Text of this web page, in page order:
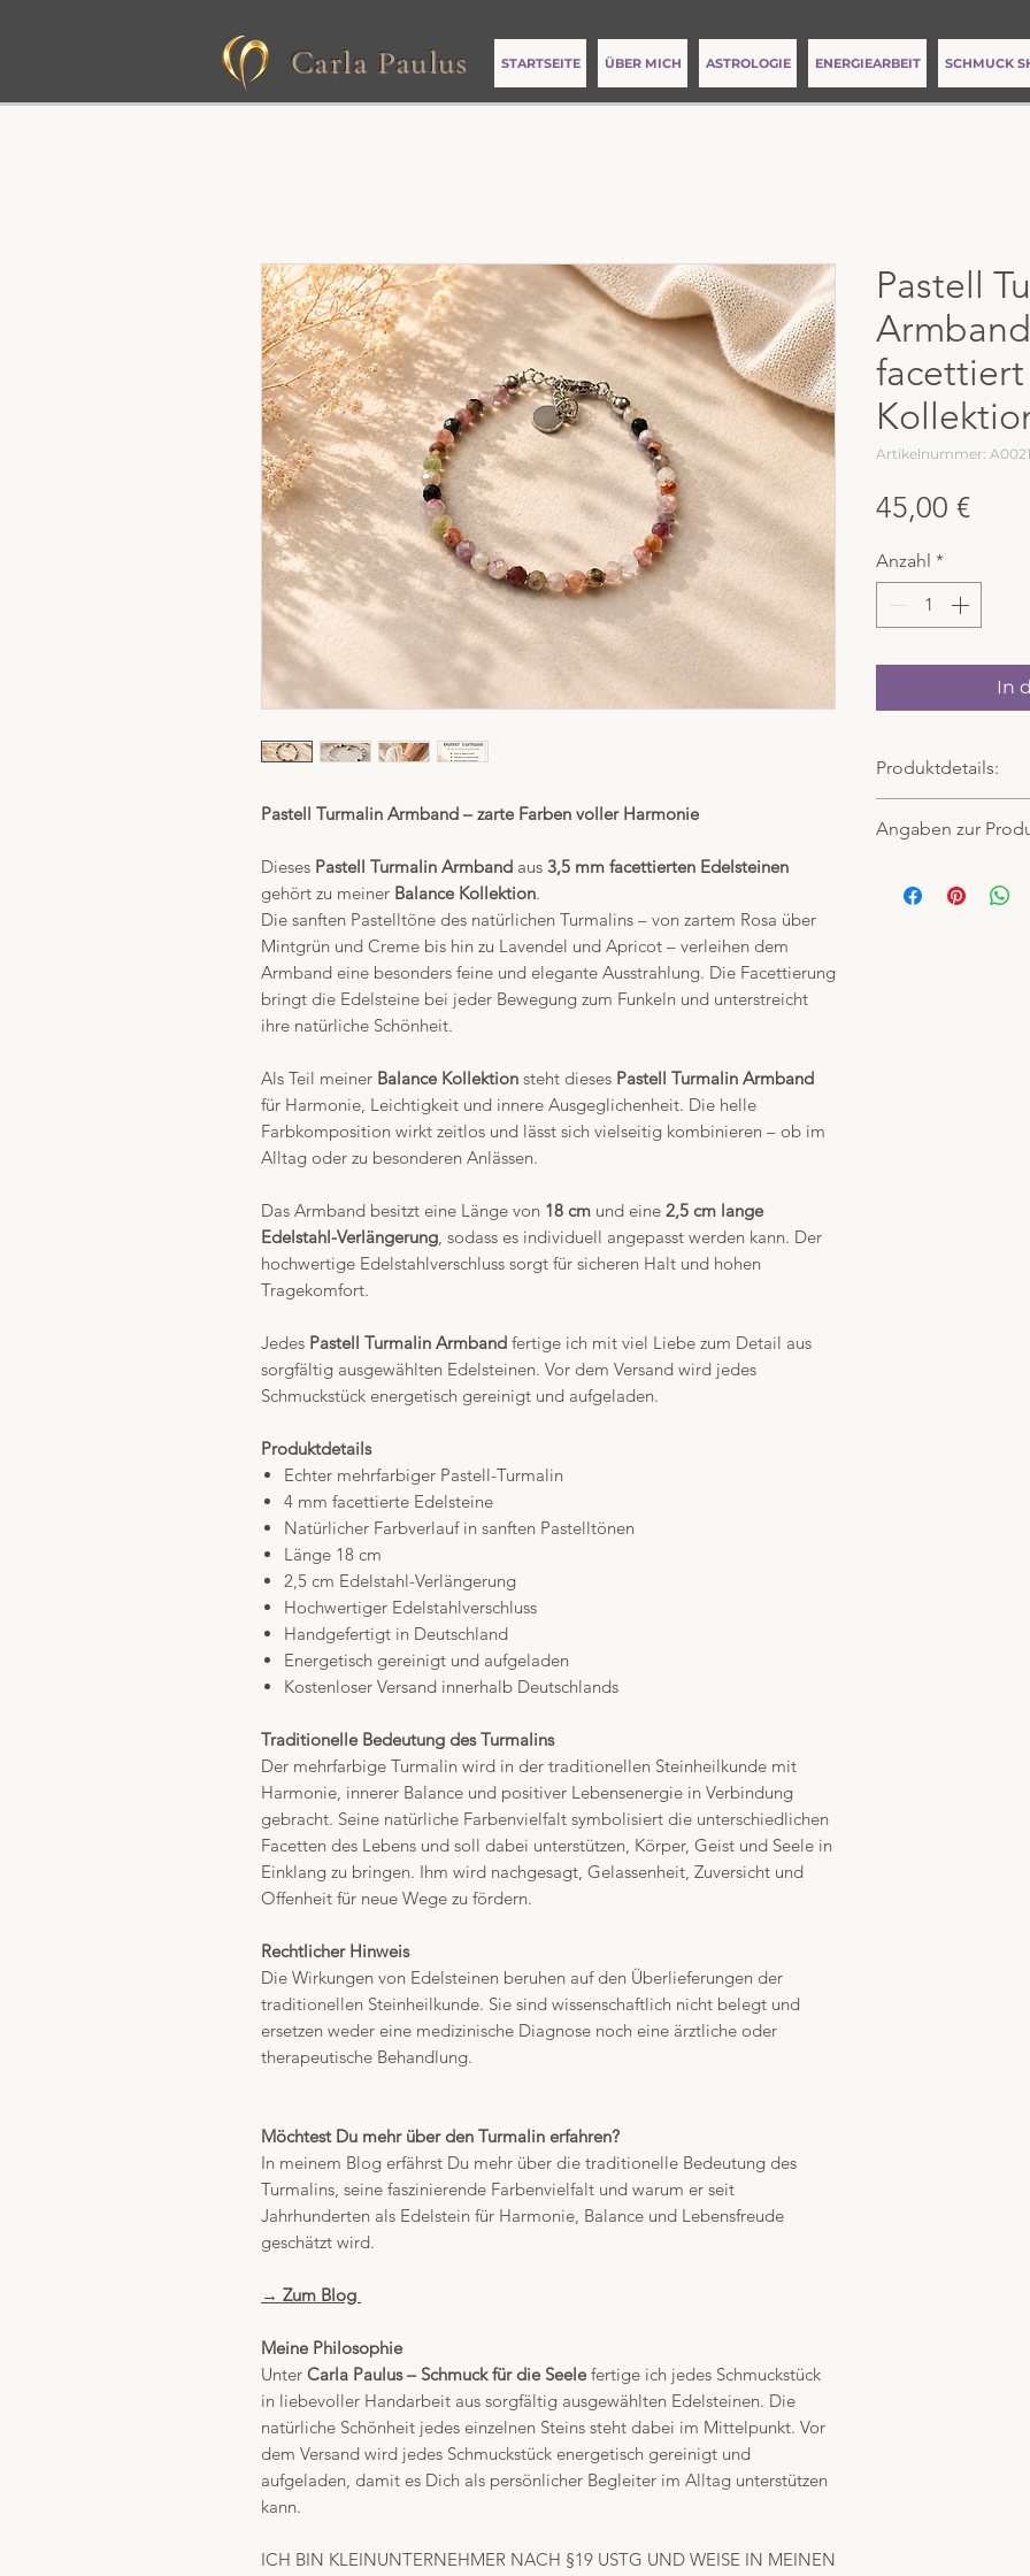
Carla Paulus STARTSEITE ÜBER MICH ASTROLOGIE ENERGIEARBEIT SCHMUCK
Pastell Turmalin Armband – zarte Farben voller Harmonie
Dieses Pastell Turmalin Armband aus 3,5 mm facettierten Edelsteinen
gehört zu meiner Balance Kollektion.
Die sanften Pastelltöne des natürlichen Turmalins – von zartem Rosa über
Mintgrün und Creme bis hin zu Lavendel und Apricot – verleihen dem
Armband eine besonders feine und elegante Ausstrahlung. Die Facettierung
bringt die Edelsteine bei jeder Bewegung zum Funkeln und unterstreicht
ihre natürliche Schönheit.
Als Teil meiner Balance Kollektion steht dieses Pastell Turmalin Armband
für Harmonie, Leichtigkeit und innere Ausgeglichenheit. Die helle
Farbkomposition wirkt zeitlos und lässt sich vielseitig kombinieren – ob im
Alltag oder zu besonderen Anlässen.
Das Armband besitzt eine Länge von 18 cm und eine 2,5 cm lange
Edelstahl-Verlängerung, sodass es individuell angepasst werden kann. Der
hochwertige Edelstahlverschluss sorgt für sicheren Halt und hohen
Tragekomfort.
Jedes Pastell Turmalin Armband fertige ich mit viel Liebe zum Detail aus
sorgfältig ausgewählten Edelsteinen. Vor dem Versand wird jedes
Schmuckstück energetisch gereinigt und aufgeladen.
Produktdetails
Echter mehrfarbiger Pastell-Turmalin
4 mm facettierte Edelsteine
Natürlicher Farbverlauf in sanften Pastelltönen
Länge 18 cm
2,5 cm Edelstahl-Verlängerung
Hochwertiger Edelstahlverschluss
Handgefertigt in Deutschland
Energetisch gereinigt und aufgeladen
Kostenloser Versand innerhalb Deutschlands
Traditionelle Bedeutung des Turmalins
Der mehrfarbige Turmalin wird in der traditionellen Steinheilkunde mit
Harmonie, innerer Balance und positiver Lebensenergie in Verbindung
gebracht. Seine natürliche Farbenvielfalt symbolisiert die unterschiedlichen
Facetten des Lebens und soll dabei unterstützen, Körper, Geist und Seele in
Einklang zu bringen. Ihm wird nachgesagt, Gelassenheit, Zuversicht und
Offenheit für neue Wege zu fördern.
Rechtlicher Hinweis
Die Wirkungen von Edelsteinen beruhen auf den Überlieferungen der
traditionellen Steinheilkunde. Sie sind wissenschaftlich nicht belegt und
ersetzen weder eine medizinische Diagnose noch eine ärztliche oder
therapeutische Behandlung.
Möchtest Du mehr über den Turmalin erfahren?
In meinem Blog erfährst Du mehr über die traditionelle Bedeutung des
Turmalins, seine faszinierende Farbenvielfalt und warum er seit
Jahrhunderten als Edelstein für Harmonie, Balance und Lebensfreude
geschätzt wird.
→ Zum Blog
Meine Philosophie
Unter Carla Paulus – Schmuck für die Seele fertige ich jedes Schmuckstück
in liebevoller Handarbeit aus sorgfältig ausgewählten Edelsteinen. Die
natürliche Schönheit jedes einzelnen Steins steht dabei im Mittelpunkt. Vor
dem Versand wird jedes Schmuckstück energetisch gereinigt und
aufgeladen, damit es Dich als persönlicher Begleiter im Alltag unterstützen
kann.
ICH BIN KLEINUNTERNEHMER NACH §19 USTG UND WEISE IN MEINEN
Pastell
facettiert
Artikelnummer: A0021
45,00 €Preis
Anzahl *
In
Produktdetails:
bunter Turmalin
Armband 18 cm +
Angaben zur
Artikelnummer